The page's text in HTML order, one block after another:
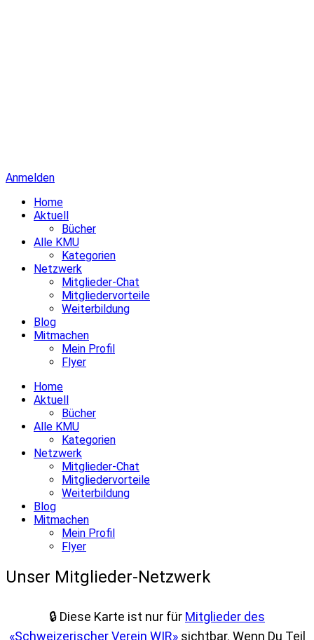
Anmelden
Home
Aktuell
Bücher
Alle KMU
Kategorien
Netzwerk
Mitglieder-Chat
Mitgliedervorteile
Weiterbildung
Blog
Mitmachen
Mein Profil
Flyer
Home
Aktuell
Bücher
Alle KMU
Kategorien
Netzwerk
Mitglieder-Chat
Mitgliedervorteile
Weiterbildung
Blog
Mitmachen
Mein Profil
Flyer
Unser Mitglieder-Netzwerk
🔒 Diese Karte ist nur für Mitglieder des
«Schweizerischer Verein WIR»sichtbar. Wenn Du Teil